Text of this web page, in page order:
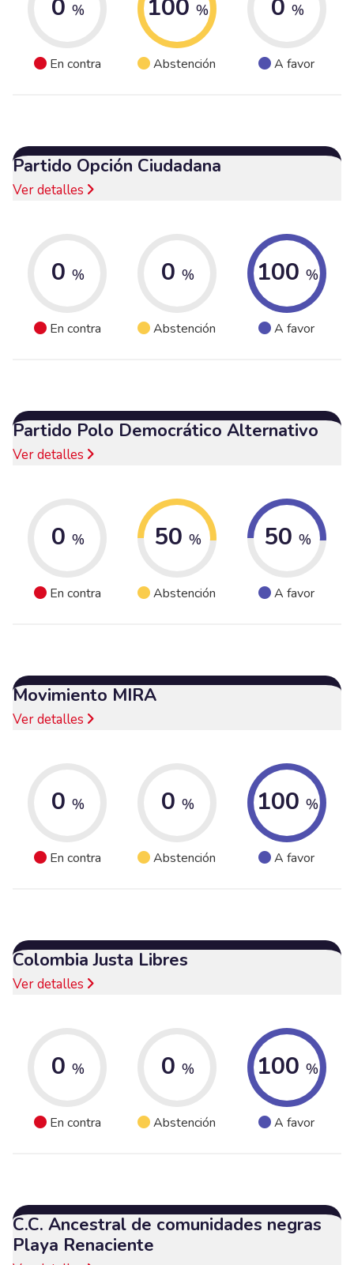
0 %
En contra
100 %
Abstención
0 %
A favor
Partido Opción Ciudadana
Ver detalles
0 %
En contra
0 %
Abstención
100 %
A favor
Partido Polo Democrático Alternativo
Ver detalles
0 %
En contra
50 %
Abstención
50 %
A favor
Movimiento MIRA
Ver detalles
0 %
En contra
0 %
Abstención
100 %
A favor
Colombia Justa Libres
Ver detalles
0 %
En contra
0 %
Abstención
100 %
A favor
C.C. Ancestral de comunidades negras
Playa Renaciente